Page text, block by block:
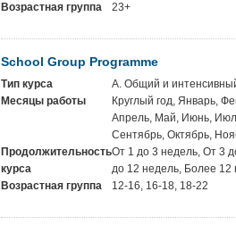
Возрастная группа
23+
School Group Programme
Тип курса
A. Общий и
Месяцы работы
Круглый год, Январь,
Апрель, Май, Июнь,
Сентябрь, Октябрь,
Продолжительность
курса
От 1 до 3 недель, От 3
до 12 недель, Более 12
Возрастная группа
12-16, 16-18, 18-22